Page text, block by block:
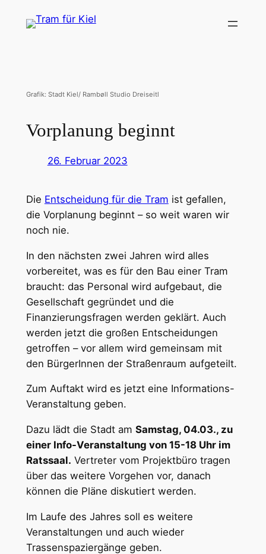
Inhalt
Grafik: Stadt Kiel/ Rambøll Studio Dreiseitl
Vorplanung beginnt
26. Februar 2023
Die Entscheidung für die Tram ist gefallen,
die Vorplanung beginnt – so weit waren wir
noch nie.
In den nächsten zwei Jahren wird alles
vorbereitet, was es für den Bau einer Tram
braucht: das Personal wird aufgebaut, die
Gesellschaft gegründet und die
Finanzierungsfragen werden geklärt. Auch
werden jetzt die großen Entscheidungen
getroffen – vor allem wird gemeinsam mit
den BürgerInnen der Straßenraum aufgeteilt.
Zum Auftakt wird es jetzt eine Informations-
Veranstaltung geben.
Dazu lädt die Stadt am Samstag, 04.03., zu
einer Info-Veranstaltung von 15-18 Uhr im
Ratssaal. Vertreter vom Projektbüro tragen
über das weitere Vorgehen vor, danach
können die Pläne diskutiert werden.
Im Laufe des Jahres soll es weitere
Veranstaltungen und auch wieder
Trassenspaziergänge geben.